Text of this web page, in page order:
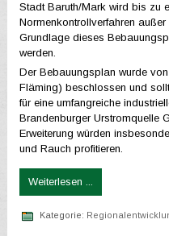
Stadt Baruth/Mark wird bis zu
Normenkontrollverfahren
Grundlage dieses
werden.
Der Bebauungsplan wurde
Fläming) beschlossen und
für eine umfangreiche
Brandenburger Urstromquelle
Erweiterung würden
und Rauch profitieren.
Weiterlesen ...
Kategorie: